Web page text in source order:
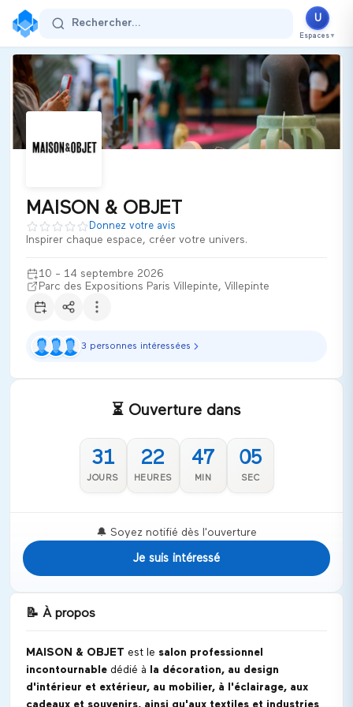
MAISON & OBJET
10 - 14 septembre 2026
Parc des Expositions Paris Villepinte
VillepinteFrance
Secteur d'activité :maison
Thématiques
Decoration, Home & Office Design, Furniture, Lighting
Gifts & Souvenirs
Textiles - Fabrics for Decoration
Ultiplace
Rechercher... U
Espaces ▼
MAISON & OBJET
Donnez votre avis
Inspirer chaque espace, créer votre univers.
10 - 14 septembre 2026
Parc des Expositions Paris Villepinte, Villepinte
3 personnes intéressées
⏳ Ouverture dans
31
JOURS
22
HEURES
47
MIN
04
SEC
🔔 Soyez notifié dès l'ouverture
Je suis intéressé
📝 À propos
MAISON & OBJET est le salon professionnel
incontournable dédié à
la décoration, au design
d'intérieur et extérieur, au mobilier, à l'éclairage, aux
cadeaux et souvenirs, ainsi qu'aux textiles et industries